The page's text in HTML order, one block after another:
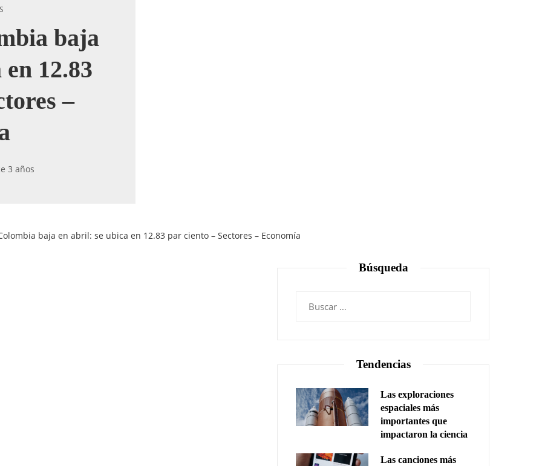
baja
12.83
–
3 años
baja en abril: se ubica en 12.83 par ciento – Sectores – Economía
Búsqueda
Tendencias
Las exploraciones
espaciales más
importantes que
impactaron la ciencia
Las canciones más